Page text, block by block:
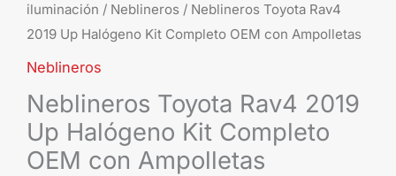
iluminación / Neblineros / Neblineros Toyota Rav4
2019 Up Halógeno Kit Completo OEM con Ampolletas
Neblineros
Neblineros Toyota Rav4 2019
Up Halógeno Kit Completo
OEM con Ampolletas